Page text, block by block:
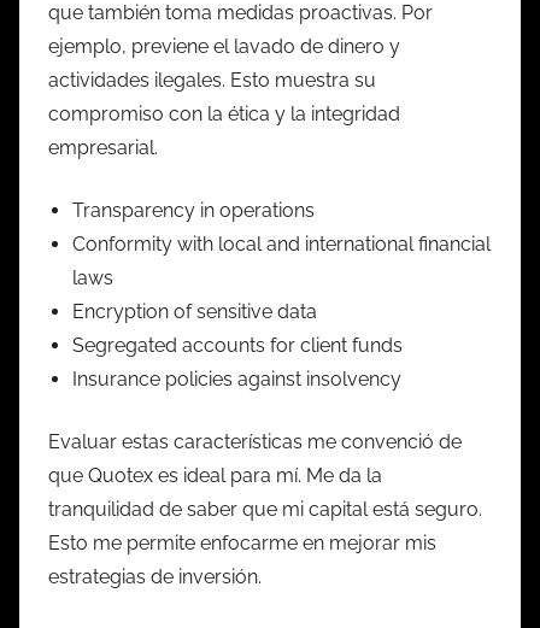
que también toma medidas proactivas. Por
ejemplo, previene el lavado de dinero y
actividades ilegales. Esto muestra su
compromiso con la ética y la integridad
empresarial.
Transparency in operations
Conformity with local and international financial
laws
Encryption of sensitive data
Segregated accounts for client funds
Insurance policies against insolvency
Evaluar estas características me convenció de
que Quotex es ideal para mí. Me da la
tranquilidad de saber que mi capital está seguro.
Esto me permite enfocarme en mejorar mis
estrategias de inversión.